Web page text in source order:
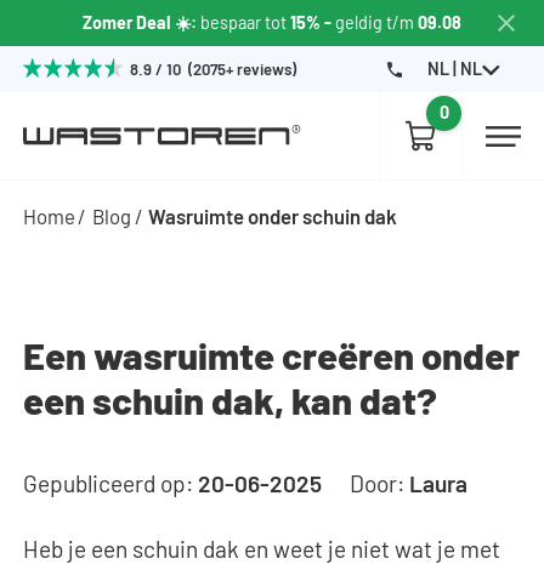
Zomer Deal ☀️: bespaar tot15% -geldig t/m 09.08
8.9 / 10 (2075+ reviews) NL | NL
0
Home Blog Wasruimte onder schuin dak
Een wasruimte creëren onder
een schuin dak, kan dat?
Gepubliceerd op: 20-06-2025 Door: Laura
Heb je een schuin dak en weet je niet wat je met